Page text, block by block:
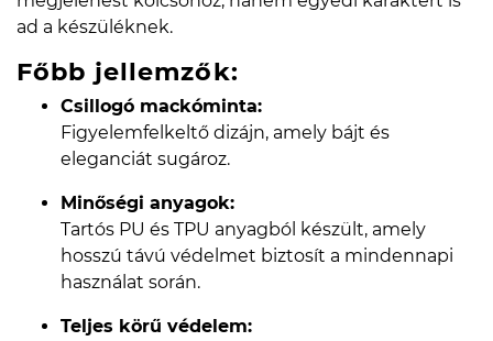
ad a készüléknek.
Főbb jellemzők:
Csillogó mackóminta:
Figyelemfelkeltő dizájn, amely bájt és
eleganciát sugároz.
Minőségi anyagok:
Tartós PU és TPU anyagból készült, amely
hosszú távú védelmet biztosít a mindennapi
használat során.
Teljes körű védelem: